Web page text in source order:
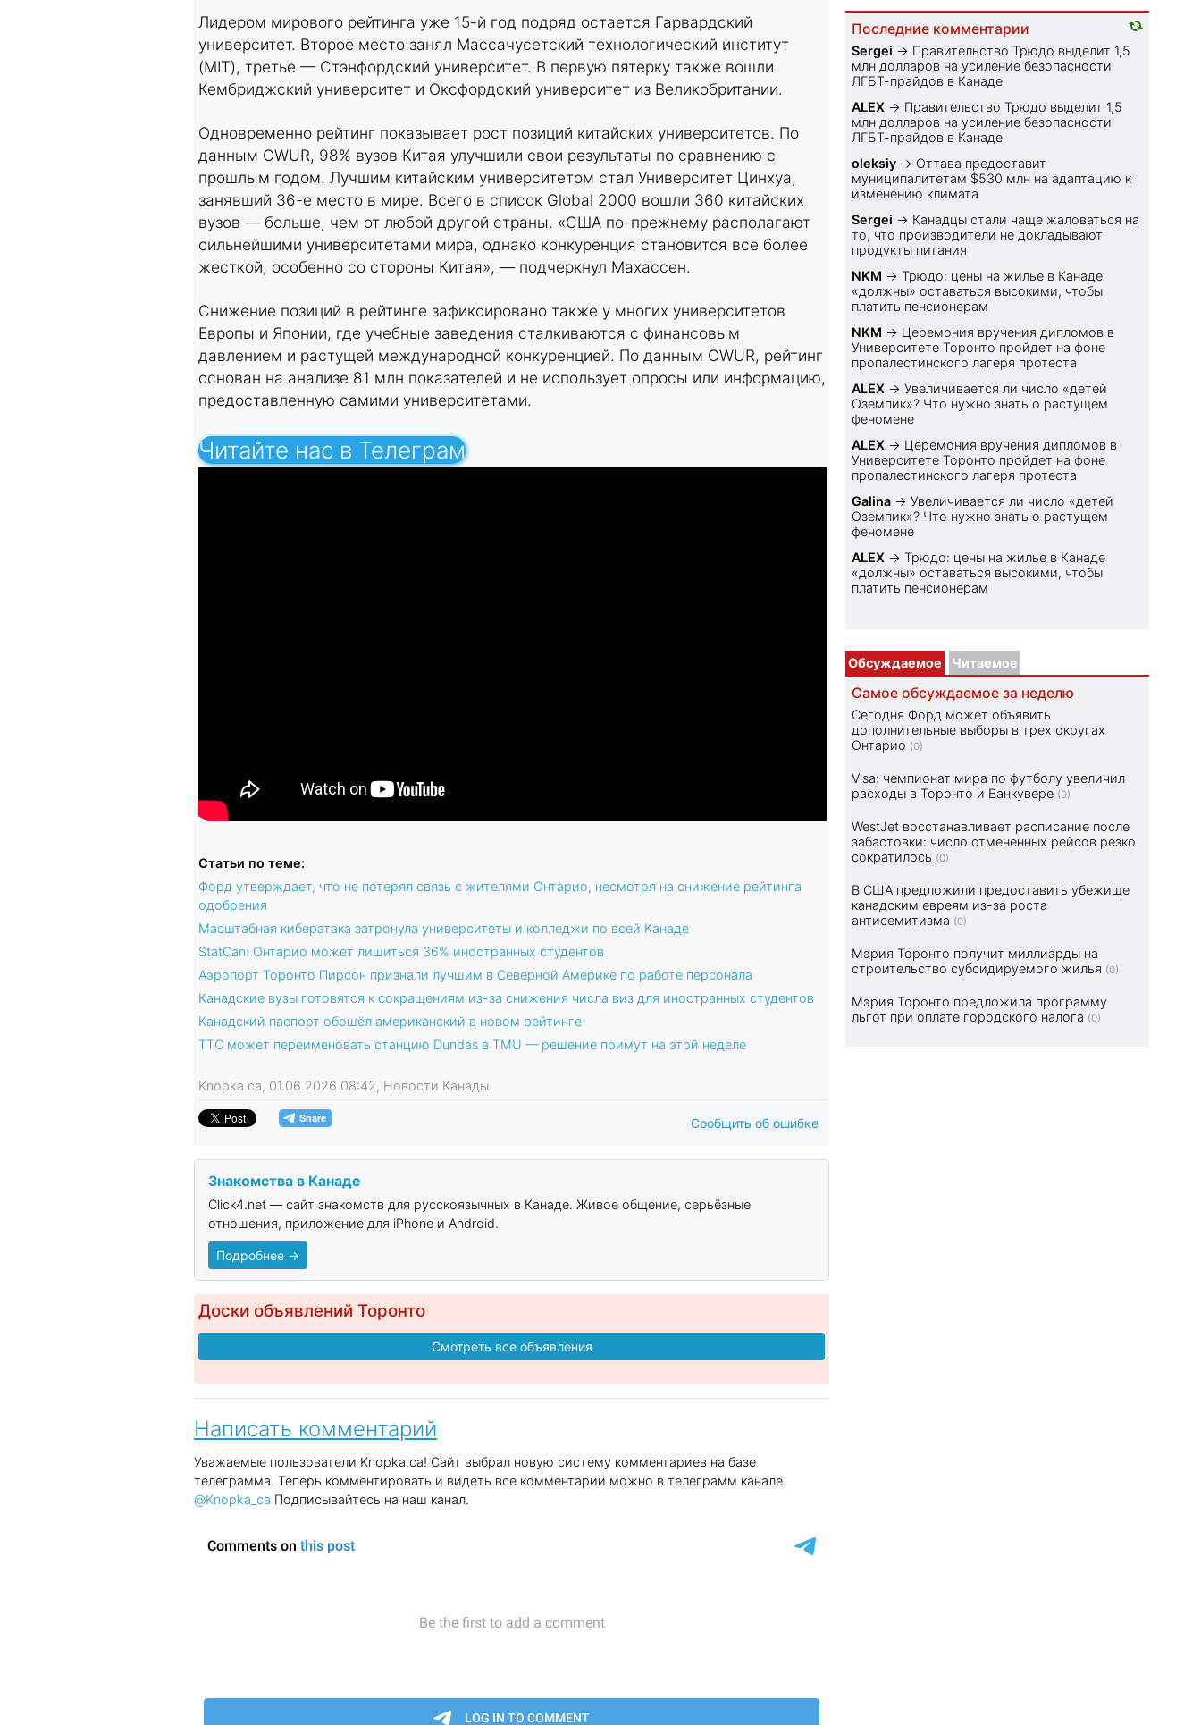
Лидером мирового рейтинга уже 15-й год подряд остается Гарвардский
университет. Второе место занял Массачусетский технологический институт
(MIT), третье — Стэнфордский университет. В первую пятерку также вошли
Кембриджский университет и Оксфордский университет из Великобритании.
Одновременно рейтинг показывает рост позиций китайских университетов. По
данным CWUR, 98% вузов Китая улучшили свои результаты по сравнению с
прошлым годом. Лучшим китайским университетом стал Университет Цинхуа,
занявший 36-е место в мире. Всего в список Global 2000 вошли 360 китайских
вузов — больше, чем от любой другой страны. «США по-прежнему располагают
сильнейшими университетами мира, однако конкуренция становится все более
жесткой, особенно со стороны Китая», — подчеркнул Махассен.
Снижение позиций в рейтинге зафиксировано также у многих университетов
Европы и Японии, где учебные заведения сталкиваются с финансовым
давлением и растущей международной конкуренцией. По данным CWUR, рейтинг
основан на анализе 81 млн показателей и не использует опросы или информацию,
предоставленную самими университетами.
Читайте нас в Телеграм
Статьи по теме:
Форд утверждает, что не потерял связь с жителями Онтарио, несмотря на снижение рейтинга
одобрения
Масштабная кибератака затронула университеты и колледжи по всей Канаде
StatCan: Онтарио может лишиться 36% иностранных студентов
Аэропорт Торонто Пирсон признали лучшим в Северной Америке по работе персонала
Канадские вузы готовятся к сокращениям из-за снижения числа виз для иностранных студентов
Канадский паспорт обошёл американский в новом рейтинге
TTC может переименовать станцию Dundas в TMU — решение примут на этой неделе
Knopka.ca, 01.06.2026 08:42, Новости Канады
Сообщить об ошибке
Знакомства в Канаде
Click4.net — сайт знакомств для русскоязычных в Канаде. Живое общение, серьёзные
отношения, приложение для iPhone и Android.
Подробнее →
Доски объявлений Торонто
Смотреть все объявления
Написать комментарий
Уважаемые пользователи Knopka.ca! Сайт выбрал новую систему комментариев на базе
телеграмма. Теперь комментировать и видеть все комментарии можно в телеграмм канале
@Knopka_ca Подписывайтесь на наш канал.
Последние комментарии
Sеrgei → Правительство Трюдо выделит 1,5
млн долларов на усиление безопасности
ЛГБТ-прайдов в Канаде
ALEX → Правительство Трюдо выделит 1,5
млн долларов на усиление безопасности
ЛГБТ-прайдов в Канаде
oleksiy → Оттава предоставит
муниципалитетам $530 млн на адаптацию к
изменению климата
Sеrgei → Канадцы стали чаще жаловаться на
то, что производители не докладывают
продукты питания
NKM →Трюдо: цены на жилье в Канаде
«должны» оставаться высокими, чтобы
платить пенсионерам
NKM → Церемония вручения дипломов в
Университете Торонто пройдет на фоне
пропалестинского лагеря протеста
ALEX →Увеличивается ли число «детей
Оземпик»? Что нужно знать о растущем
феномене
ALEX → Церемония вручения дипломов в
Университете Торонто пройдет на фоне
пропалестинского лагеря протеста
Galina →Увеличивается ли число «детей
Оземпик»? Что нужно знать о растущем
феномене
ALEX →Трюдо: цены на жилье в Канаде
«должны» оставаться высокими, чтобы
платить пенсионерам
Обсуждаемое Читаемое
Самое обсуждаемое за неделю
Сегодня Форд может объявить
дополнительные выборы в трех округах
Онтарио (0)
Visa: чемпионат мира по футболу увеличил
расходы в Торонто и Ванкувере (0)
WestJet восстанавливает расписание после
забастовки: число отмененных рейсов резко
сократилось (0)
В США предложили предоставить убежище
канадским евреям из-за роста
антисемитизма (0)
Мэрия Торонто получит миллиарды на
строительство субсидируемого жилья (0)
Мэрия Торонто предложила программу
льгот при оплате городского налога (0)